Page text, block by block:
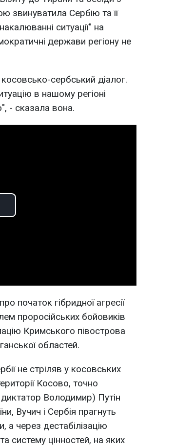
звинуватила Сербію та її
ситуації" на
держави регіону не
косовсько-сербський діалог.
в нашому регіоні
- сказала вона.
початок гібридної агресії
проросійських бойовиків
Кримського півострова
областей.
не стріляв у косовських
Косово, точно
Володимир) Путін
Вучич і Сербія прагнуть
а через дестабілізацію
систему цінностей, на яких